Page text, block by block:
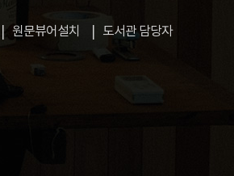
원문뷰어설치 도서관 담당자